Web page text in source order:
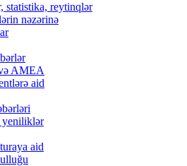
statistika, reytinqlər
nəzərinə
AMEA
aid
yeniliklər
aid